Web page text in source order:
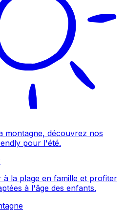
montagne, découvrez nos
pour l'été.
la plage en famille et profiter
à l'âge des enfants.